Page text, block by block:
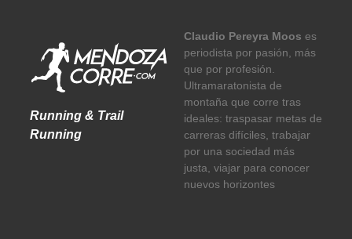
Running & Trail
Running
Claudio Pereyra Moos es
periodista por pasión, más
que por profesión.
Ultramaratonista de
montaña que corre tras
ideales: traspasar metas de
carreras difíciles, trabajar
por una sociedad más
justa, viajar para conocer
nuevos horizontes